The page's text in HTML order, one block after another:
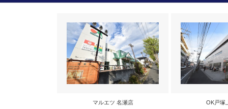
マルエツ 名瀬店 OK戸塚